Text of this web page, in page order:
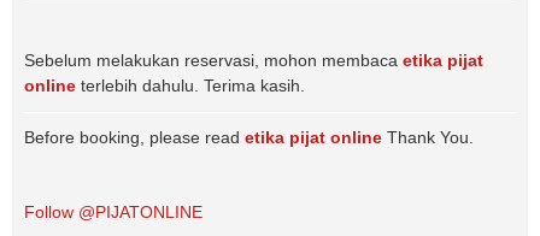
Sebelum melakukan reservasi, mohon membaca etika pijat
online terlebih dahulu. Terima kasih.
Before booking, please read etika pijat online Thank You.
Follow @PIJATONLINE